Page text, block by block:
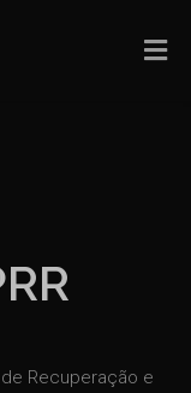
Recuperação e